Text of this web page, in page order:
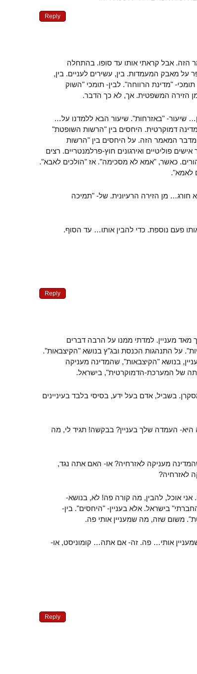
Reply
הזה. אבל קראתי אותו עד סופו. בהתחלה
מאבק המעמדות. בין, עשירים לעניים. בין,
"מדינת הרווחה". לבין- תומכי "השוק
הזירה המשפטית. אך, לא כך הדבר.
שיעור- "באזרחות". שיעור הבא ללמדנו על…
דמוקרטית. היחסים בין "הרשות השופטת"
המאמר הזה. על היחסים בין "הרשות
פוליטיים ואירגונים חוץ-פרלמנטריים. רצים
כאשר, "אמא לא מסכימה". אז "הולכים לאבא".
לאמא".
חורג… מן הזירה הרעיונית. של- "תמיכה
פעם נוספת. כדי להבין אותו… עד הסוף.
Reply
מעניין. למדתי ממנו על הרבה דברים
על התנהגות הכנסת ובג"ץ בנושא "הקיצבאות".
בנושא "הקיצבאות", שהמדינה מעניקה
של המערכת-הדמוקרטית", בישראל.
בשביל, אדם בעל ידע, בסיסי בלבד בעיניינים
היא- העמדה שלך בעניין? בבקשה! תגיד לי, מה
מעניקה לאזרחיה? או- האם אתה נגד,
לאזרחיה?
אוכל, להבין, מה קורה פה! לא, בנושא-
בישראל. אלא בעניין- "היחסים". בין-
משום שזה, מה שמעניין אותי פה.
אותי… פה. זה- אם אתה… קומוניסט, או-
Reply